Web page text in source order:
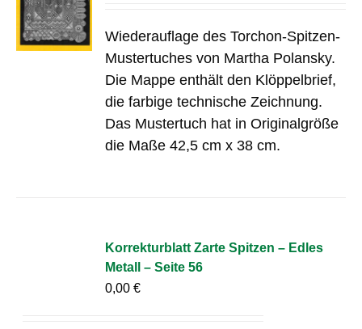
Wiederauflage des Torchon-Spitzen-
Mustertuches von Martha Polansky.
Die Mappe enthält den Klöppelbrief,
die farbige technische Zeichnung.
Das Mustertuch hat in Originalgröße
die Maße 42,5 cm x 38 cm.
Korrekturblatt Zarte Spitzen – Edles
Metall – Seite 56
0,00€